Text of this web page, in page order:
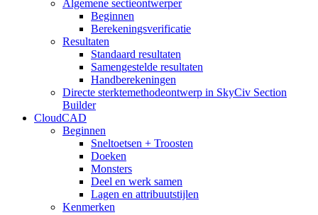
Algemene sectieontwerper
Beginnen
Berekeningsverificatie
Resultaten
Standaard resultaten
Samengestelde resultaten
Handberekeningen
Directe sterktemethodeontwerp in SkyCiv Section
Builder
CloudCAD
Beginnen
Sneltoetsen + Troosten
Doeken
Monsters
Deel en werk samen
Lagen en attribuutstijlen
Kenmerken